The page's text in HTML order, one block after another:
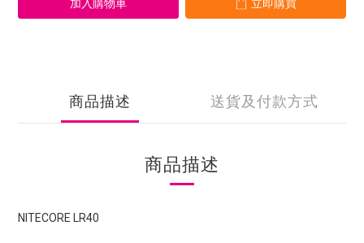
加入購物車 立即購買
商品描述 送貨及付款方式
商品描述
NITECORE LR40